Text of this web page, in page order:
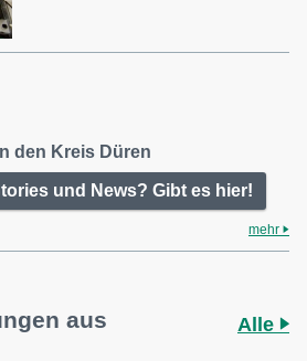
den Kreis Düren
und News? Gibt es hier!
mehr
aus
Alle